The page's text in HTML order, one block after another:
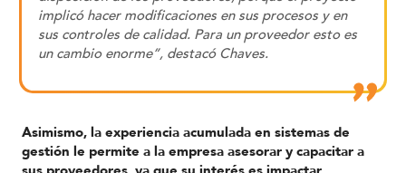
implicó hacer modificaciones en sus procesos y en
sus controles de calidad. Para un proveedor esto es
un cambio enorme”, destacó Chaves.
Asimismo, la experiencia acumulada en sistemas de
gestión le permite a la empresa asesorar y capacitar a